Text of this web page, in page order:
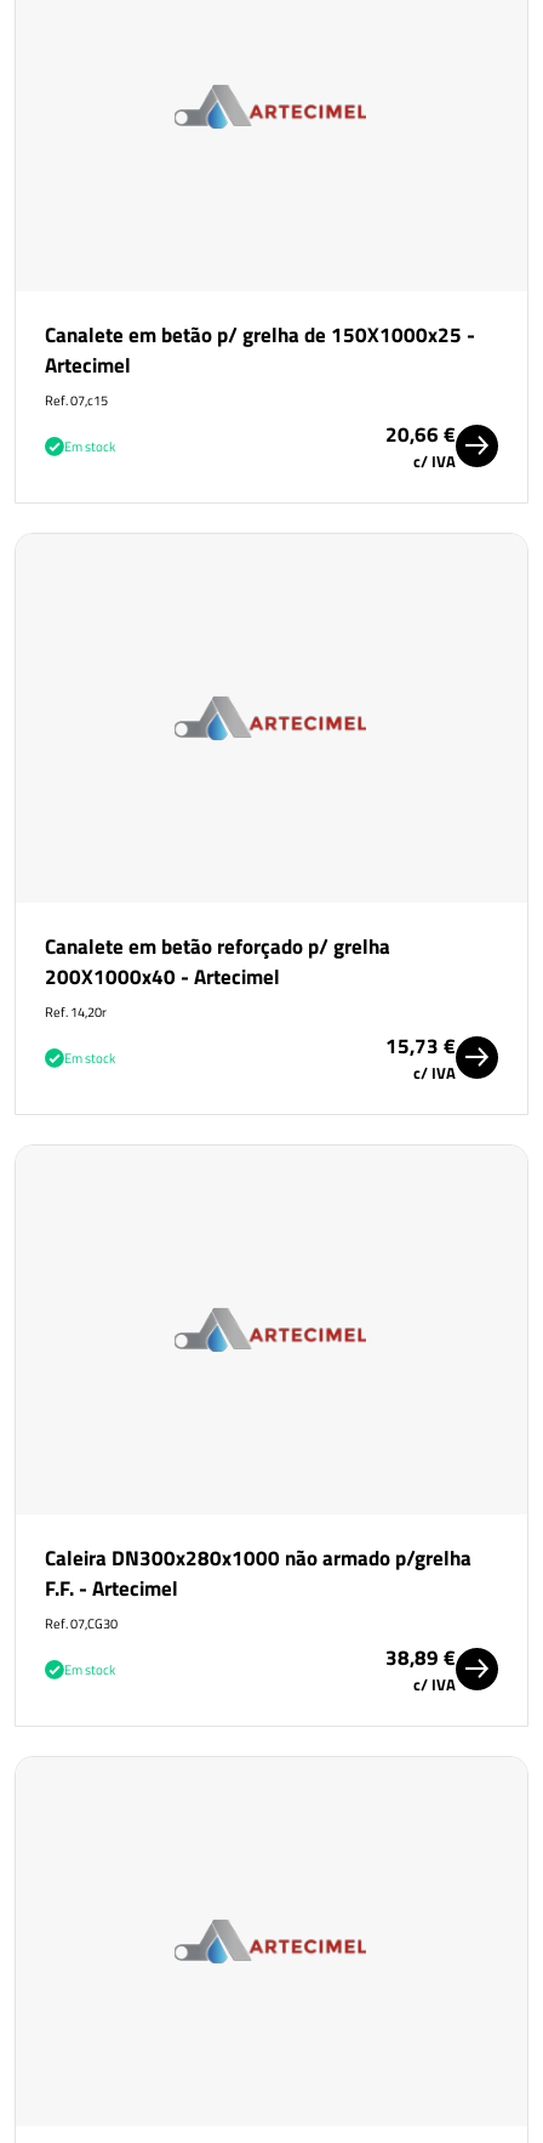
Canalete em betão p/ grelha de 150X1000x25 -
Artecimel
Ref. 07,c15
Em stock 20,66 €
c/ IVA
Canalete em betão reforçado p/ grelha
200X1000x40 - Artecimel
Ref. 14,20r
Em stock 15,73 €
c/ IVA
Caleira DN300x280x1000 não armado p/grelha
F.F. - Artecimel
Ref. 07,CG30
Em stock 38,89 €
c/ IVA